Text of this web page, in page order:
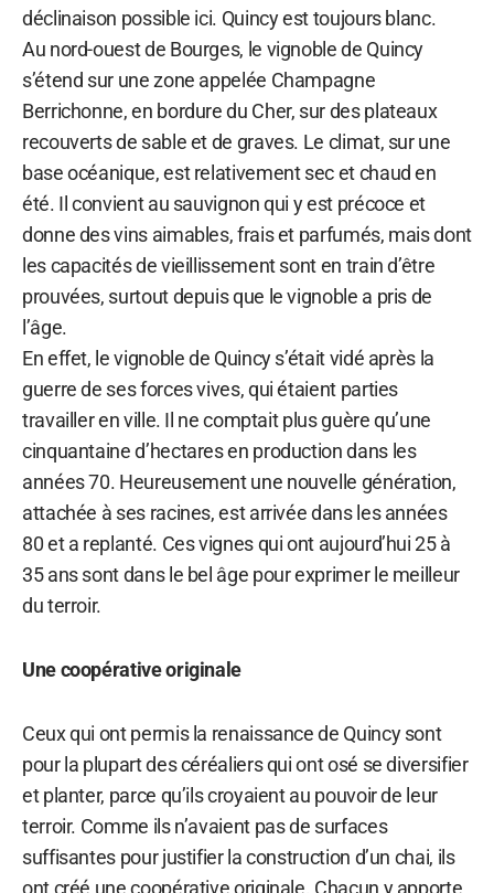
déclinaison possible ici. Quincy est toujours blanc.
Au nord-ouest de Bourges, le vignoble de Quincy
s’étend sur une zone appelée Champagne
Berrichonne, en bordure du Cher, sur des plateaux
recouverts de sable et de graves. Le climat, sur une
base océanique, est relativement sec et chaud en
été. Il convient au sauvignon qui y est précoce et
donne des vins aimables, frais et parfumés, mais dont
les capacités de vieillissement sont en train d’être
prouvées, surtout depuis que le vignoble a pris de
l’âge.
En effet, le vignoble de Quincy s’était vidé après la
guerre de ses forces vives, qui étaient parties
travailler en ville. Il ne comptait plus guère qu’une
cinquantaine d’hectares en production dans les
années 70. Heureusement une nouvelle génération,
attachée à ses racines, est arrivée dans les années
80 et a replanté. Ces vignes qui ont aujourd’hui 25 à
35 ans sont dans le bel âge pour exprimer le meilleur
du terroir.
Une coopérative originale
Ceux qui ont permis la renaissance de Quincy sont
pour la plupart des céréaliers qui ont osé se diversifier
et planter, parce qu’ils croyaient au pouvoir de leur
terroir. Comme ils n’avaient pas de surfaces
suffisantes pour justifier la construction d’un chai, ils
ont créé une coopérative originale. Chacun y apporte